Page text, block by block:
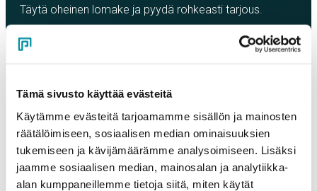
Tämä sivusto käyttää evästeitä
Käytämme evästeitä tarjoamamme sisällön ja mainosten
räätälöimiseen, sosiaalisen median ominaisuuksien
tukemiseen ja kävijämäärämme analysoimiseen. Lisäksi
jaamme sosiaalisen median, mainosalan ja analytiikka-
alan kumppaneillemme tietoja siitä, miten käytät
Täytä oheinen lomake ja pyydä rohkeasti tarjous.
Olemme sinuun yhteydessä mahdollisimman pian!
Yritys*
Yhteyshenkilö*
Sähköposti